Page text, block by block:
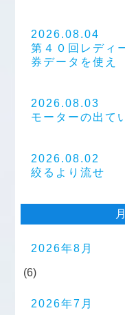
2026.08.04
第４０回レディ
券データを使え
2026.08.03
モーターの出て
2026.08.02
絞るより流せ
2026年8月
(6)
2026年7月